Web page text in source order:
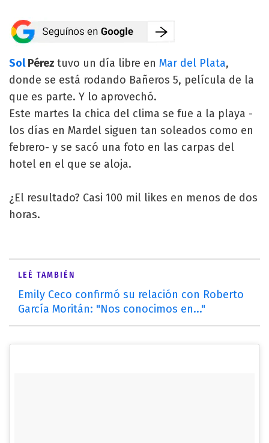
SolPérez tuvo un día libre en Mar del Plata,
donde se está rodando Bañeros 5, película de la
que es parte. Y lo aprovechó.
Este martes la chica del clima se fue a la playa -
los días en Mardel siguen tan soleados como en
febrero- y se sacó una foto en las carpas del
hotel en el que se aloja.
¿El resultado? Casi 100 mil likes en menos de dos
horas.
LEÉ TAMBIÉN
Emily Ceco confirmó su relación con Roberto
García Moritán: "Nos conocimos en..."